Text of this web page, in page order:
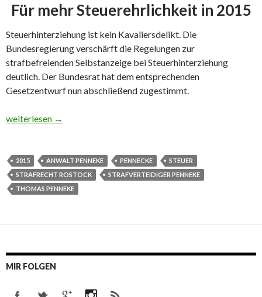
Für mehr Steuerehrlichkeit in 2015
Steuerhinterziehung ist kein Kavaliersdelikt. Die
Bundesregierung verschärft die Regelungen zur
strafbefreienden Selbstanzeige bei Steuerhinterziehung
deutlich. Der Bundesrat hat dem entsprechenden
Gesetzentwurf nun abschließend zugestimmt.
Die Steuerehrlichkeit von 2015
weiterlesen →
2015 ANWALT PENNEKE PENNECKE
STEUER
STRAFRECHT ROSTOCK
STRAFVERTEIDIGER PENNEKE
THOMAS PENNEKE
MIR FOLGEN